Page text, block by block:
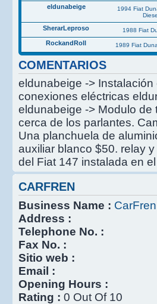
eldunabeige
1994 Fiat
SherarLeproso 1988 Fiat
RockandRoll 1989 Fiat
COMENTARIOS
eldunabeige ->
conexiones eléctricas
eldunabeige -> Modulo
cerca de los parlantes.
Una planchuela de
auxiliar blanco $50. relay
del Fiat 147 instalada en
CARFREN
Business Name : CarFren
Address :
Telephone No. :
Fax No. :
Sitio web :
Email :
Opening Hours :
Rating : 0 Out Of 10